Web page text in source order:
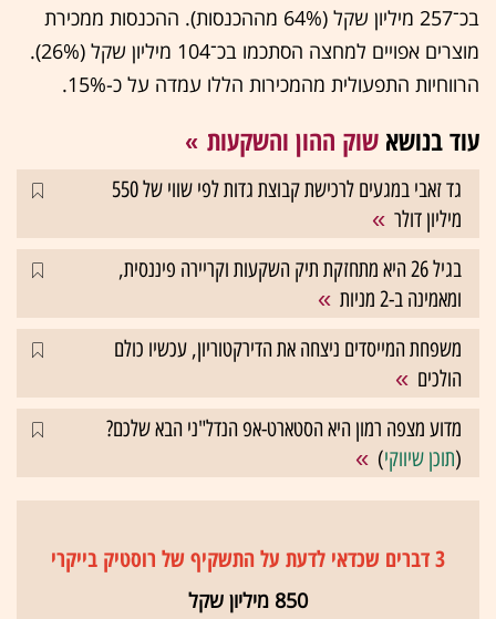
בכ־257 מיליון שקל (64% מההכנסות). ההכנסות ממכירת
מוצרים אפויים למחצה הסתכמו בכ־104 מיליון שקל (26%).
הרווחיות התפעולית מהמכירות הללו עמדה על כ-15%.
עוד בנושא שוק ההון והשקעות
גד זאבי במגעים לרכישת קבוצת גדות לפי שווי של 550
מיליון דולר
בגיל 26 היא מתחזקת תיק השקעות וקריירה פיננסית,
ומאמינה ב-2 מניות
משפחת המייסדים ניצחה את הדירקטוריון, עכשיו כולם
הולכים
מדוע מצפה רמון היא הסטארט-אפ הנדל"ני הבא שלכם?
(תוכן שיווקי)
3 דברים שכדאי לדעת על התשקיף של רוסטיק בייקרי
850 מיליון שקל